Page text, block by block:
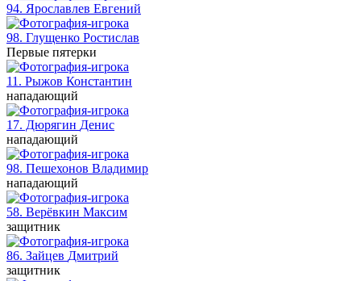
94. Ярославлев Евгений
98. Глущенко Ростислав
Первые пятерки
11. Рыжов Константин
нападающий
17. Дюрягин Денис
нападающий
98. Пешехонов Владимир
нападающий
58. Верёвкин Максим
защитник
86. Зайцев Дмитрий
защитник